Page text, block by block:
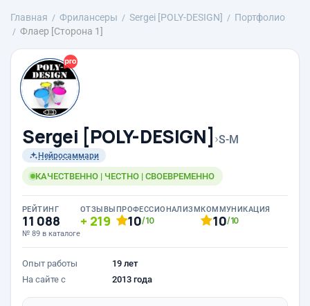
Главная Фрилансеры Sergei [POLY-DESIGN]
Портфолио
Флаер [Сторона 1]
Sergei [POLY-DESIGN] ›S-M
Нейросаммари
КАЧЕСТВЕННО | ЧЕСТНО | СВОЕВРЕМЕННО
РЕЙТИНГ
11 088
№ 89 в каталоге
ОТЗЫВЫ
219
ПРОФЕССИОНАЛИЗМ
10/10
КОММУНИКАЦИЯ
10/10
Опыт работы
19 лет
На сайте с
2013 года